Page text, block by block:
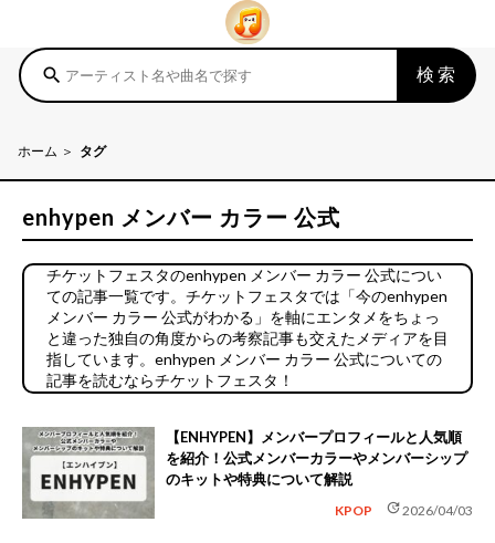
search 検索
ホーム タグ
enhypen メンバー カラー 公式
チケットフェスタのenhypen メンバー カラー 公式につい
ての記事一覧です。チケットフェスタでは「今のenhypen
メンバー カラー 公式がわかる」を軸にエンタメをちょっ
と違った独自の角度からの考察記事も交えたメディアを目
指しています。enhypen メンバー カラー 公式についての
記事を読むならチケットフェスタ！
【ENHYPEN】メンバープロフィールと人気順
を紹介！公式メンバーカラーやメンバーシップ
のキットや特典について解説
KPOP update2026/04/03